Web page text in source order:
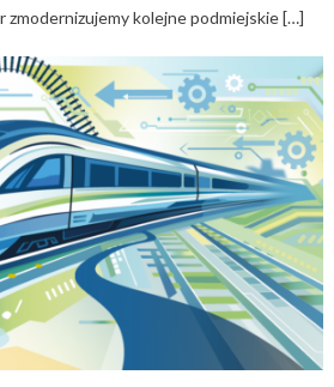
zmodernizujemy kolejne podmiejskie […]